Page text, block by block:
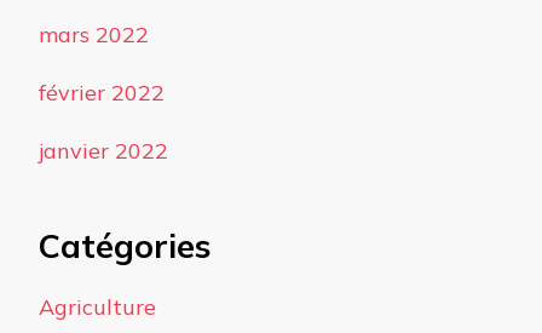
mars 2022
février 2022
janvier 2022
Catégories
Agriculture